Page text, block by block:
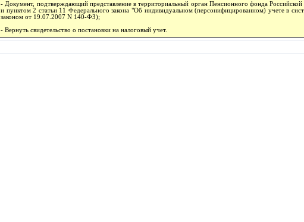
- Документ, подтверждающий представление в территориальный орган Пенсионного фонда
и пунктом 2 статьи 11 Федерального закона "Об индивидуальном (персонифицированном) учете в
законом от 19.07.2007 N 140-ФЗ);
- Вернуть свидетельство о постановки на налоговый учет.